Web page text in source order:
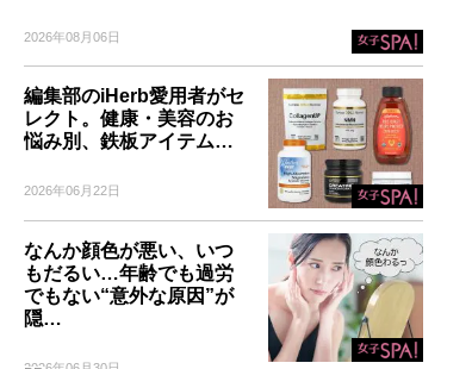
2026年08月06日
編集部のiHerb愛用者がセ
レクト。健康・美容のお
悩み別、鉄板アイテム…
2026年06月22日
なんか顔色が悪い、いつ
もだるい…年齢でも過労
でもない“意外な原因”が
隠…